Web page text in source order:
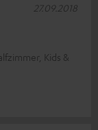
Kids &
27.09.2018